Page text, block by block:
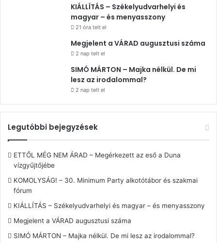
KIÁLLÍTÁS – Székelyudvarhelyi és
magyar – és menyasszony
21 óra telt el
Megjelent a VÁRAD augusztusi száma
2 nap telt el
SIMÓ MÁRTON – Majka nélkül. De mi
lesz az irodalommal?
2 nap telt el
Legutóbbi bejegyzések
ETTŐL MÉG NEM ÁRAD – Megérkezett az eső a Duna
vízgyűjtőjébe
KOMOLYSÁG! – 30. Minimum Party alkotótábor és szakmai
fórum
KIÁLLÍTÁS – Székelyudvarhelyi és magyar – és menyasszony
Megjelent a VÁRAD augusztusi száma
SIMÓ MÁRTON – Majka nélkül. De mi lesz az irodalommal?